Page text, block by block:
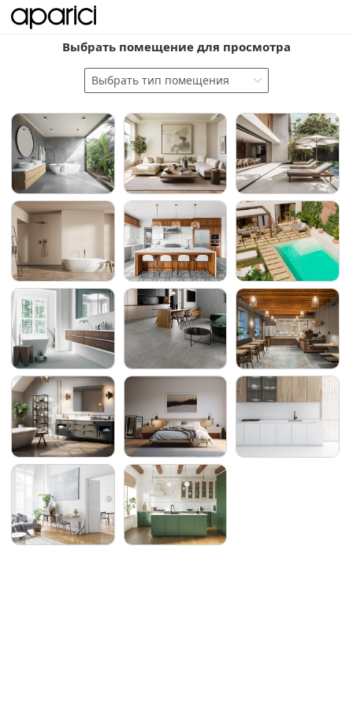
Выбрать помещение для просмотра
Выбрать тип помещения 